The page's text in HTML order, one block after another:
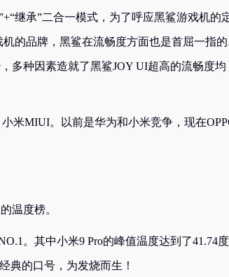
继承”二合一模式，为了呼应黑鲨游戏机的
的品牌，黑鲨在流畅度方面也是首屈一指的
多种因素造就了黑鲨JOY UI超高的流畅度均
米MIUI。以前是华为和小米竞争，现在
温度榜。
。其中小米9 Pro的峰值温度达到了41.74度
典的口号，为发烧而生！